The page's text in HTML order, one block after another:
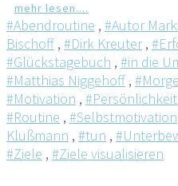
mehr lesen....
#Abendroutine , #Autor
Bischoff , #Dirk Kreuter,
#Glückstagebuch , #in die
#Matthias Niggehoff ,
#Motivation ,
#Routine , #Selbstmotivation
Klußmann , #tun ,
#Ziele , #Ziele visualisieren